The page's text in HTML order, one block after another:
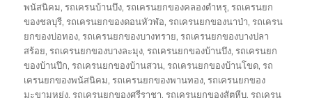
พนัสนิคม,รถเครนบ้านบึง,รถเครนยกของคลองตำหรุ,รถเครนยก
ของชลบุรี,รถเครนยกของดอนหัวฬ่อ,รถเครนยกของนาป่า,รถเครน
ยกของบ่อทอง,รถเครนยกของบางทราย,รถเครนยกของบางปลา
สร้อย,รถเครนยกของบางละมุง,รถเครนยกของบ้านบึง,รถเครนยก
ของบ้านปึก,รถเครนยกของบ้านสวน,รถเครนยกของบ้านโขด,รถ
เครนยกของพนัสนิคม,รถเครนยกของพานทอง,รถเครนยกของ
มะขามหย่ง,รถเครนยกของศรีราชา,รถเครนยกของสัตหีบ,รถเครน